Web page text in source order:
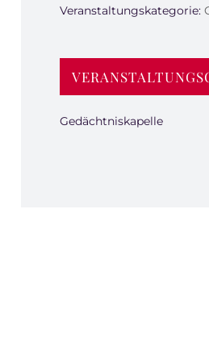
Veranstaltungskategorie:
Gedächtniskapelle